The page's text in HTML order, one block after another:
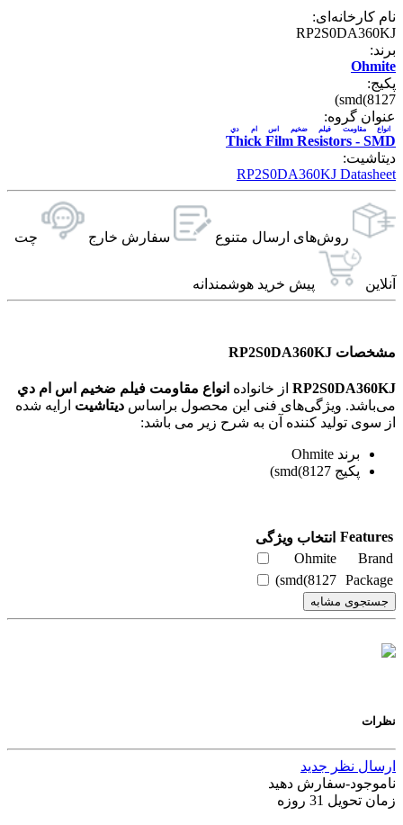
نام کارخانه‌ای:
RP2S0DA360KJ
برند:
Ohmite
پکیج:
smd(8127)
عنوان گروه:
Thick Film Resistors - SMD
انواع مقاومت فیلم ضخیم اس ام دي
دیتاشیت:
RP2S0DA360KJ Datasheet
روش‌های ارسال‌ متنوع سفارش خارج چت
آنلاین پیش خرید هوشمندانه
مشخصات RP2S0DA360KJ
RP2S0DA360KJ از خانواده انواع مقاومت فیلم ضخیم اس ام دي
می‌باشد. ویژگی‌های فنی این محصول براساس دیتاشیت ارایه شده
از سوی تولید کننده آن به شرح زیر می باشد:
برند Ohmite
پکیج smd(8127)
Features انتخاب ویژگی
Brand
Ohmite
Package
smd(8127)
جستجوی مشابه
نظرات
ارسال نظر جدید
ناموجود-سفارش دهید
زمان تحویل 31 روزه